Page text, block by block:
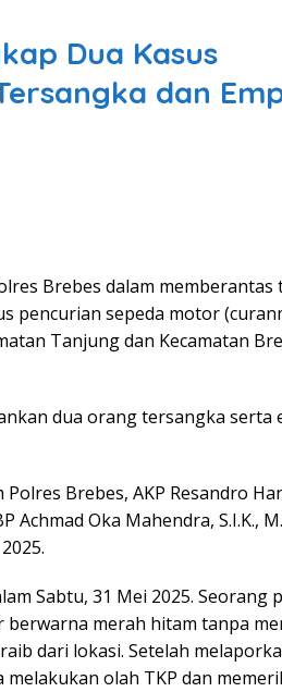
Dua Kasus
dan
Brebes dalam memberantas
pencurian sepeda motor
Tanjung dan Kecamatan
dua orang tersangka serta
Brebes, AKP Resandro
Achmad Oka Mahendra, S.I.K.,
Sabtu, 31 Mei 2025. Seorang
merah hitam tanpa
dari lokasi. Setelah
olah TKP dan